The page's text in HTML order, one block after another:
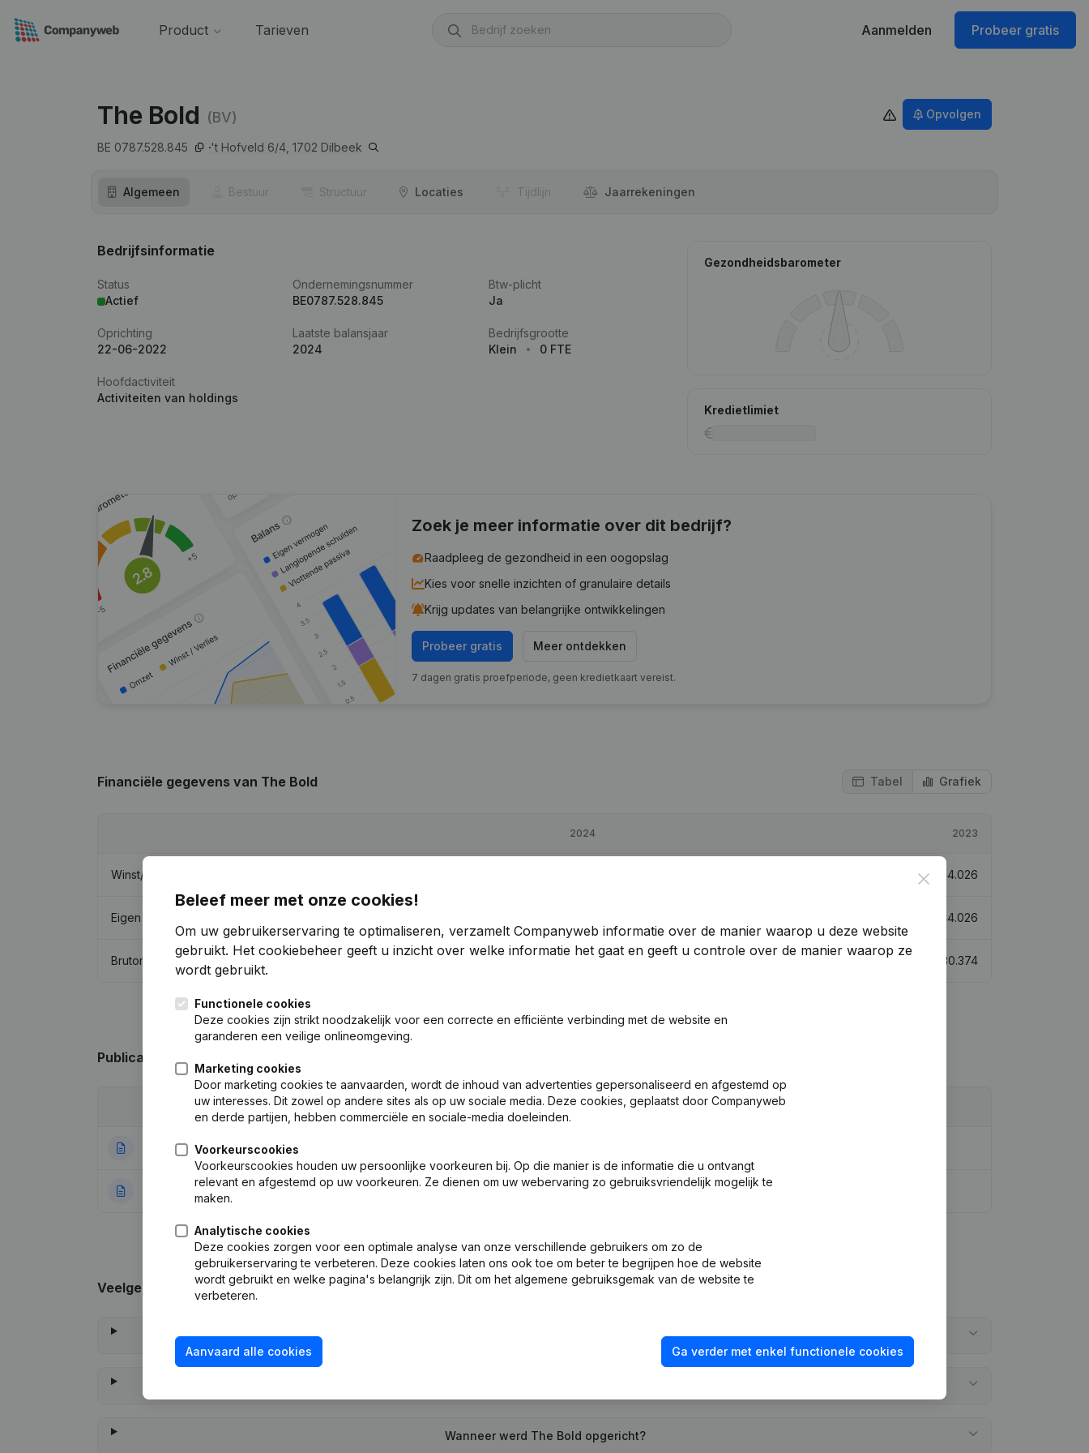
Product Tarieven Aanmelden Probeer gratis
The Bold (BV)
BE 0787.528.845 't Hofveld 6/4, 1702 Dilbeek
Opvolgen
Algemeen Bestuur Structuur Locaties Tijdlijn Jaar­rekeningen
Bedrijfsinformatie
Status
Actief
Ondernemingsnummer
BE0787.528.845
Btw-plicht
Ja
Oprichting
22-06-2022
Laatste balansjaar
2024
Bedrijfsgrootte
Klein
0 FTE
Hoofdactiviteit
Activiteiten van holdings
Gezondheidsbarometer
Kredietlimiet
Zoek je meer informatie over dit bedrijf?
Raadpleeg de gezondheid in een oogopslag
Kies voor snelle inzichten of granulaire details
Krijg updates van belangrijke ontwikkelingen
Probeer gratis Meer ontdekken
7 dagen gratis proefperiode, geen kredietkaart vereist.
Financiële gegevens van The Bold Tabel Grafiek
2024 2023
Winst/Verlies € 44.026
Eigen vermogen 144.026
Brutomarge -37,39% 30.374
Publicaties
Publicatie
16-11-2023 Ontslagnemingen - Benoemingen
24-06-2022 Rubriek Oprichting (Nieuwe Rechtspersoon, Opening Bijkantoor, enz...)
Veelgestelde vragen
Wanneer werd The Bold opgericht?
Close
Beleef meer met onze cookies!
Om uw gebruikerservaring te optimaliseren, verzamelt Companyweb informatie over de manier waarop u deze website
gebruikt. Het cookiebeheer geeft u inzicht over welke informatie het gaat en geeft u controle over de manier waarop ze
wordt gebruikt.
Functionele cookies
Deze cookies zijn strikt noodzakelijk voor een correcte en efficiënte verbinding met de website en
garanderen een veilige onlineomgeving.
Marketing cookies
Door marketing cookies te aanvaarden, wordt de inhoud van advertenties gepersonaliseerd en afgestemd op
uw interesses. Dit zowel op andere sites als op uw sociale media. Deze cookies, geplaatst door Companyweb
en derde partijen, hebben commerciële en sociale-media doeleinden.
Voorkeurscookies
Voorkeurscookies houden uw persoonlijke voorkeuren bij. Op die manier is de informatie die u ontvangt
relevant en afgestemd op uw voorkeuren. Ze dienen om uw webervaring zo gebruiksvriendelijk mogelijk te
maken.
Analytische cookies
Deze cookies zorgen voor een optimale analyse van onze verschillende gebruikers om zo de
gebruikerservaring te verbeteren. Deze cookies laten ons ook toe om beter te begrijpen hoe de website
wordt gebruikt en welke pagina's belangrijk zijn. Dit om het algemene gebruiksgemak van de website te
verbeteren.
Aanvaard alle cookies Ga verder met enkel functionele cookies